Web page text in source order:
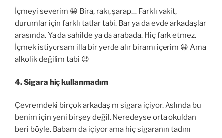
İçmeyi severim 😀 Bira, rakı, şarap… Farklı vakit,
durumlar için farklı tatlar tabi. Bar ya da evde arkadaşlar
arasında. Ya da sahilde ya da arabada. Hiç fark etmez.
İçmek istiyorsam illa bir yerde alır biramı içerim 😀 Ama
alkolik değilim tabi 😉
4. Sigara hiç kullanmadım
Çevremdeki birçok arkadaşım sigara içiyor. Aslında bu
benim için yeni birşey değil. Neredeyse orta okuldan
beri böyle. Babam da içiyor ama hiç sigaranın tadını